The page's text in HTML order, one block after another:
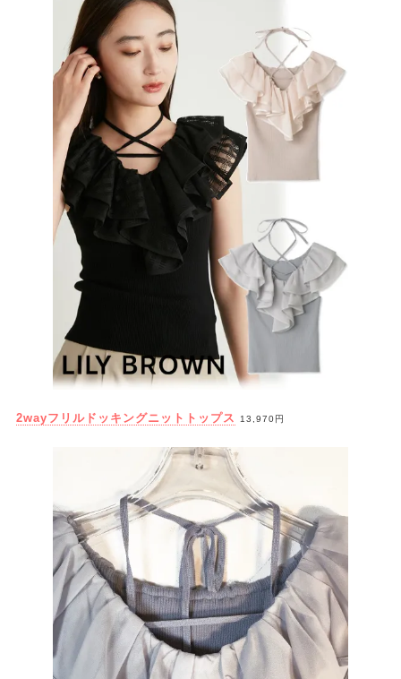
2wayフリルドッキングニットトップス 13,970円